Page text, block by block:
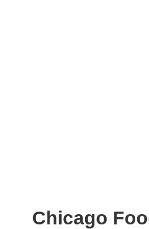
Chicago